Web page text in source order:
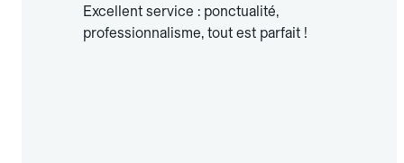
Excellent service : ponctualité,
professionnalisme, tout est parfait !